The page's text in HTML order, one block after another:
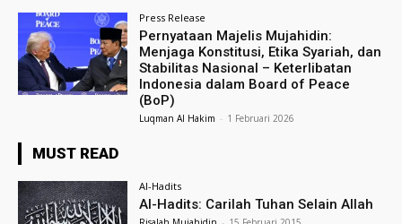
Press Release
Pernyataan Majelis Mujahidin:
Menjaga Konstitusi, Etika Syariah, dan
Stabilitas Nasional – Keterlibatan
Indonesia dalam Board of Peace
(BoP)
Luqman Al Hakim - 1 Februari 2026
MUST READ
Al-Hadits
Al-Hadits: Carilah Tuhan Selain Allah